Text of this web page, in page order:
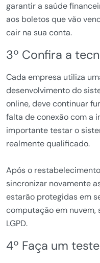
garantir a saúde
aos boletos que vão
cair na sua conta.
3º Confira a
Cada empresa utiliza
desenvolvimento do
online, deve continuar
falta de conexão com a
importante testar o
realmente qualificado.
Após o
sincronizar novamente
estarão protegidas em
computação em nuvem,
LGPD.
4º Faça um